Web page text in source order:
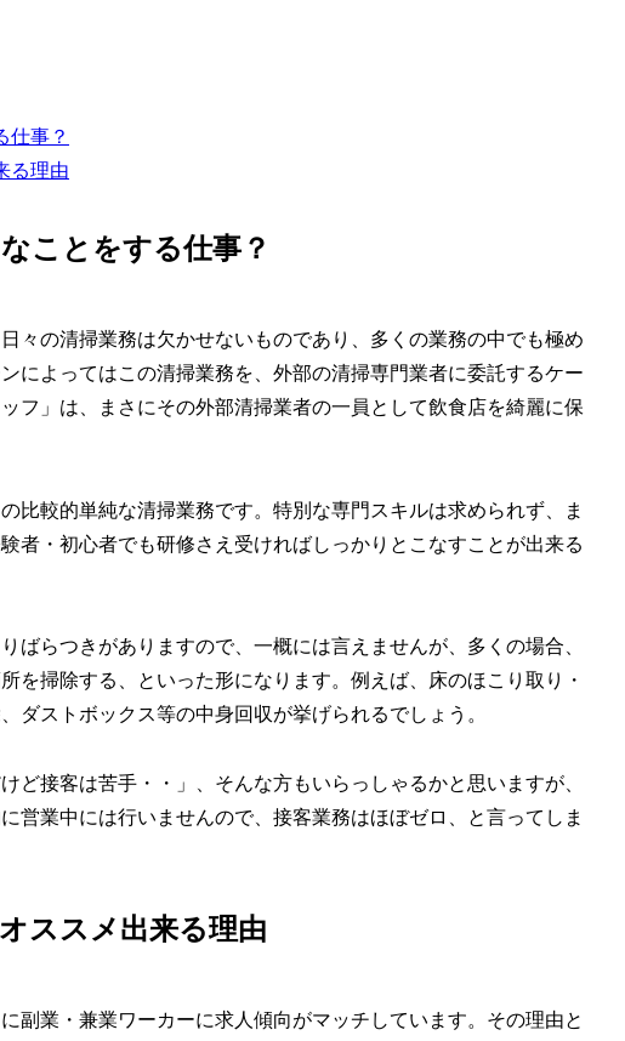
仕事？
る理由
ことをする仕事？
々の清掃業務は欠かせないものであり、多くの業務の中でも極め
によってはこの清掃業務を、外部の清掃専門業者に委託するケー
フ」は、まさにその外部清掃業者の一員として飲食店を綺麗に保
比較的単純な清掃業務です。特別な専門スキルは求められず、ま
者・初心者でも研修さえ受ければしっかりとこなすことが出来る
ばらつきがありますので、一概には言えませんが、多くの場合、
を掃除する、といった形になります。例えば、床のほこり取り・
ダストボックス等の中身回収が挙げられるでしょう。
ど接客は苦手・・」、そんな方もいらっしゃるかと思いますが、
営業中には行いませんので、接客業務はほぼゼロ、と言ってしま
ススメ出来る理由
副業・兼業ワーカーに求人傾向がマッチしています。その理由と